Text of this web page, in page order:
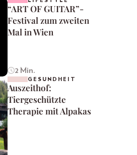
“ART OF GUITAR”-
Festival zum zweiten
Mal in Wien
2 Min.
GESUNDHEIT
Auszeithof:
Tiergeschützte
Therapie mit Alpakas